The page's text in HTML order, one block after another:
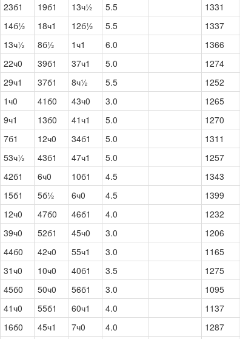
23б1 19б1 13ч½ 5.5 1331
14б½ 18ч1 12б½ 5.5 1337
13ч½ 8б½ 1ч1 6.0 1366
22ч0 39б1 37ч1 5.0 1274
29ч1 37б1 8ч½ 5.5 1252
1ч0 41б0 43ч0 3.0 1265
9ч1 13б0 41ч1 5.0 1270
7б1 12ч0 34б1 5.0 1311
53ч½ 43б1 47ч1 5.0 1257
42б1 6ч0 10б1 4.5 1343
15б1 5б½ 6ч0 4.5 1399
12ч0 47б0 46б1 4.0 1232
39ч0 52б1 45ч0 3.0 1206
44б0 42ч0 55ч1 3.0 1165
31ч0 10ч0 40б1 3.5 1275
45б0 50ч0 56б1 3.0 1095
41ч0 55б1 60ч1 4.0 1137
16б0 45ч1 7ч0 4.0 1287